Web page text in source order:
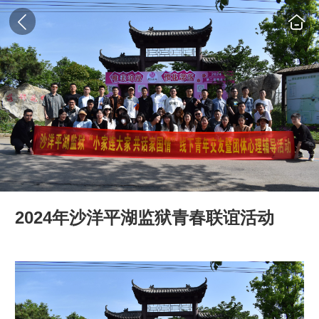
2024年沙洋平湖监狱青春联谊活动